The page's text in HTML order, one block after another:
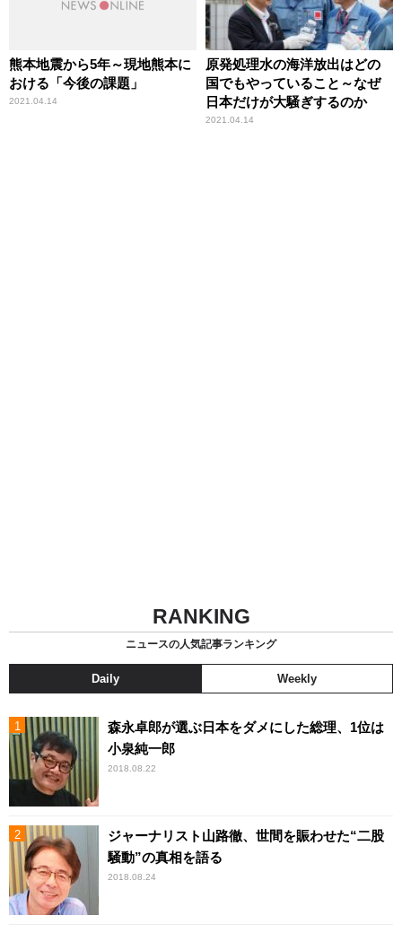
熊本地震から5年～現地熊本に
おける「今後の課題」
2021.04.14
原発処理水の海洋放出はどの
国でもやっていること～なぜ
日本だけが大騒ぎするのか
2021.04.14
RANKING
ニュースの人気記事ランキング
Daily Weekly
森永卓郎が選ぶ日本をダメにした総理、1位は
小泉純一郎
2018.08.22
ジャーナリスト山路徹、世間を賑わせた“二股
騒動”の真相を語る
2018.08.24